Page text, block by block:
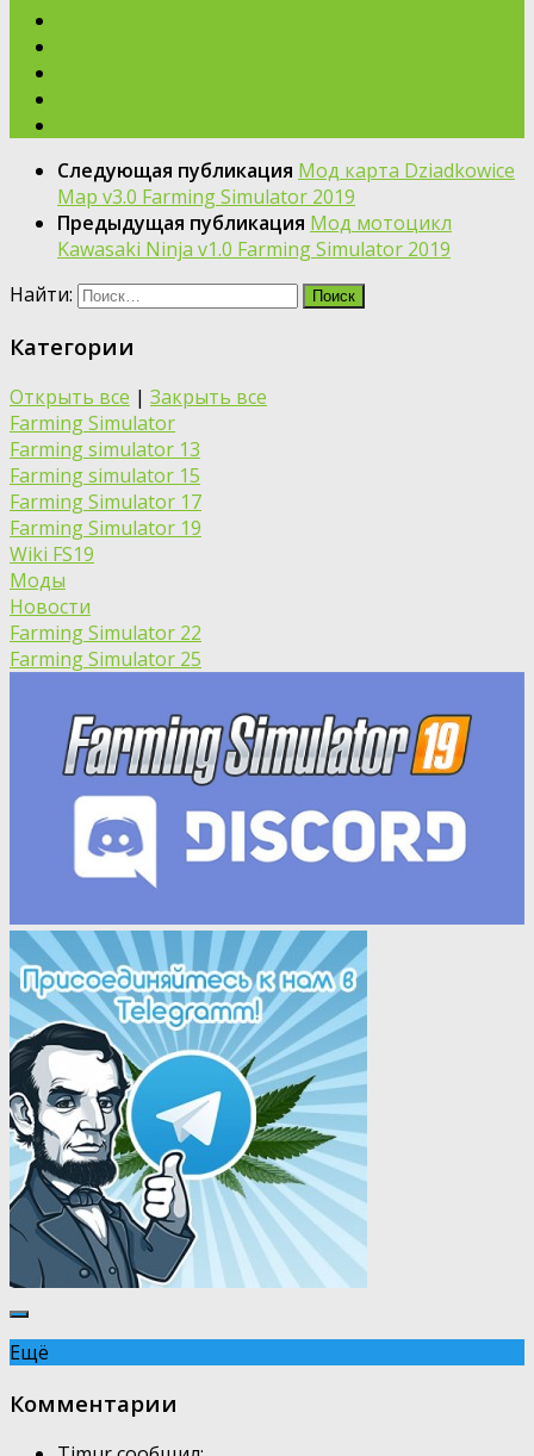
Следующая публикация Мод карта Dziadkowice
Map v3.0 Farming Simulator 2019
Предыдущая публикация Мод мотоцикл
Kawasaki Ninja v1.0 Farming Simulator 2019
Найти:
Категории
Открыть все | Закрыть все
Farming Simulator
Farming simulator 13
Farming simulator 15
Farming Simulator 17
Farming Simulator 19
Wiki FS19
Моды
Новости
Farming Simulator 22
Farming Simulator 25
Ещё
Комментарии